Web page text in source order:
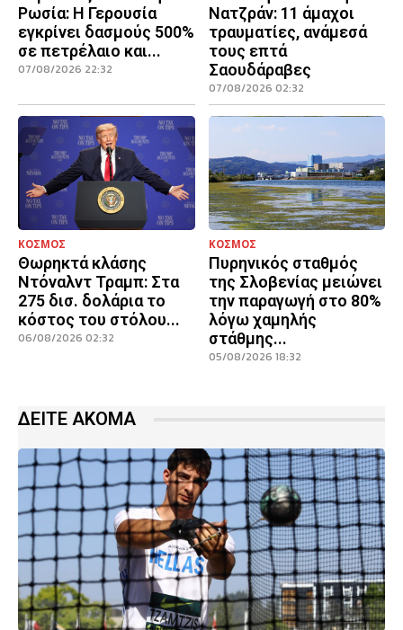
Ρωσία: Η Γερουσία
εγκρίνει δασμούς 500%
σε πετρέλαιο και...
07/08/2026 22:32
Νατζράν: 11 άμαχοι
τραυματίες, ανάμεσά
τους επτά
Σαουδάραβες
07/08/2026 02:32
ΚΟΣΜΟΣ
Θωρηκτά κλάσης
Ντόναλντ Τραμπ: Στα
275 δισ. δολάρια το
κόστος του στόλου...
06/08/2026 02:32
ΚΟΣΜΟΣ
Πυρηνικός σταθμός
της Σλοβενίας μειώνει
την παραγωγή στο 80%
λόγω χαμηλής
στάθμης...
05/08/2026 18:32
ΔΕΙΤΕ ΑΚΟΜΑ